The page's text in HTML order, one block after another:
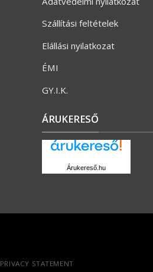
Szállítási feltételek
Elállási nyilatkozat
ÉMI
GY.I.K.
ÁRUKERESŐ
Árukereső.hu
PRIVACY STATEMENT